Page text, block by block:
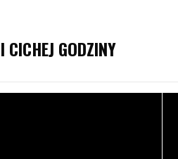
CICHEJ GODZINY